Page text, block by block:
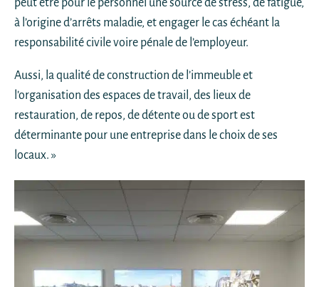
peut être pour le personnel une source de stress, de fatigue,
à l’origine d’arrêts maladie, et engager le cas échéant la
responsabilité civile voire pénale de l’employeur.
Aussi, la qualité de construction de l’immeuble et
l’organisation des espaces de travail, des lieux de
restauration, de repos, de détente ou de sport est
déterminante pour une entreprise dans le choix de ses
locaux. »